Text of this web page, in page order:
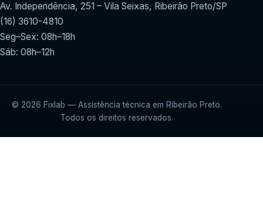
Av. Independência, 251 – Vila Seixas, Ribeirão Preto/SP
(16) 3610-4810
Seg–Sex: 08h–18h
Sáb: 08h–12h
© 2026 Fixlab — Assistência técnica em Ribeirão Preto.
Todos os direitos reservados.